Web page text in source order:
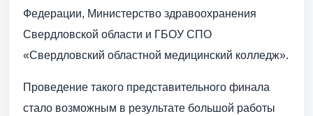
Федерации, Министерство здравоохранения
Свердловской области и ГБОУ СПО
«Свердловский областной медицинский колледж».
Проведение такого представительного финала
стало возможным в результате большой работы